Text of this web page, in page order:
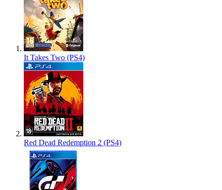
It Takes Two (PS4)
Red Dead Redemption 2 (PS4)